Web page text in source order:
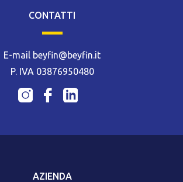
CONTATTI
E-mail beyfin@beyfin.it
P. IVA 03876950480
AZIENDA